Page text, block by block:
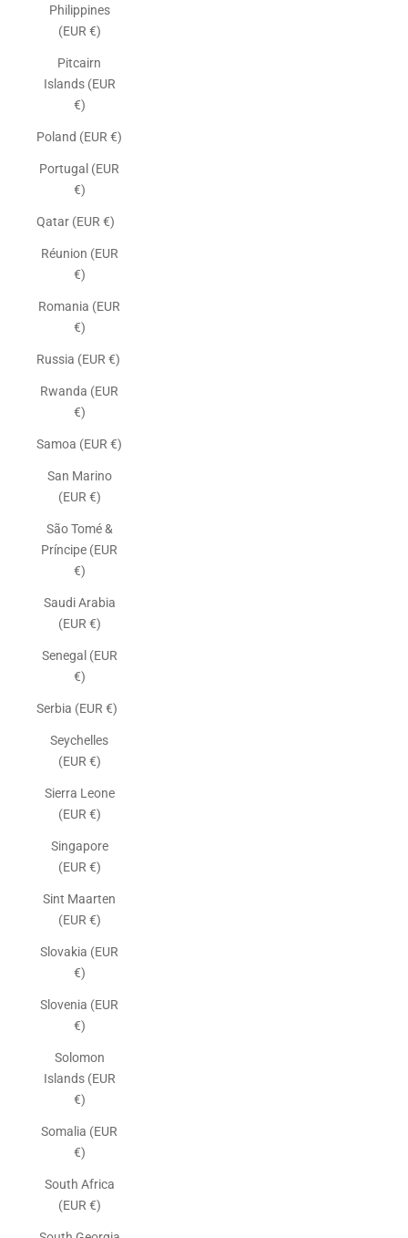
Philippines
(EUR €)
Pitcairn
Islands (EUR
€)
Poland (EUR €)
Portugal (EUR
€)
Qatar (EUR €)
Réunion (EUR
€)
Romania (EUR
€)
Russia (EUR €)
Rwanda (EUR
€)
Samoa (EUR €)
San Marino
(EUR €)
São Tomé &
Príncipe (EUR
€)
Saudi Arabia
(EUR €)
Senegal (EUR
€)
Serbia (EUR €)
Seychelles
(EUR €)
Sierra Leone
(EUR €)
Singapore
(EUR €)
Sint Maarten
(EUR €)
Slovakia (EUR
€)
Slovenia (EUR
€)
Solomon
Islands (EUR
€)
Somalia (EUR
€)
South Africa
(EUR €)